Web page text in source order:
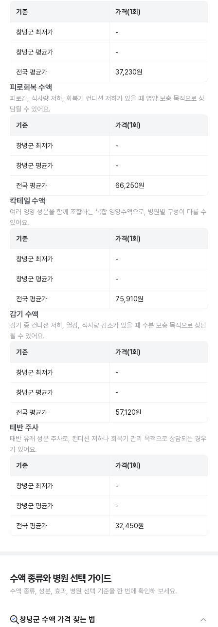
기준 가격(1회)
창녕군 최저가 -
창녕군 평균가 -
전국 평균가 37,230원
피로회복 수액
피로감, 식사량 저하, 회복기 컨디션 저하가 있을 때 영양 보충 목적으로 상
담될 수 있어요.
기준 가격(1회)
창녕군 최저가 -
창녕군 평균가 -
전국 평균가 66,250원
칵테일 수액
여러 영양 성분을 함께 조합하는 복합 영양수액으로, 병원별 구성이 다를 수
있어요.
기준 가격(1회)
창녕군 최저가 -
창녕군 평균가 -
전국 평균가 75,910원
감기 수액
감기 중 컨디션 저하, 열감, 식사량 감소가 있을 때 수분 보충 목적으로 상담
될 수 있어요.
기준 가격(1회)
창녕군 최저가 -
창녕군 평균가 -
전국 평균가 57,120원
태반 주사
태반 유래 성분 주사로, 컨디션 저하나 회복기 관리 목적으로 상담되는 경우
가 있어요.
기준 가격(1회)
창녕군 최저가 -
창녕군 평균가 -
전국 평균가 32,450원
수액 종류와 병원 선택 가이드
수액 종류, 성분, 효과, 병원 선택 기준을 한 번에 확인해 보세요.
창녕군 수액 가격 찾는 법